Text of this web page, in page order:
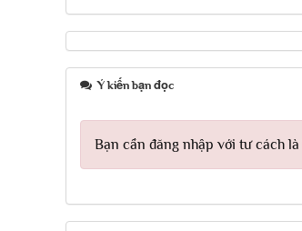
Ý kiến bạn đọc
Bạn cần đăng nhập với tư cách là